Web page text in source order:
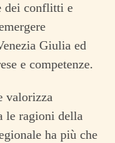
dei conflitti e
Giulia ed
e competenze.
valorizza
le ragioni della
ha più che